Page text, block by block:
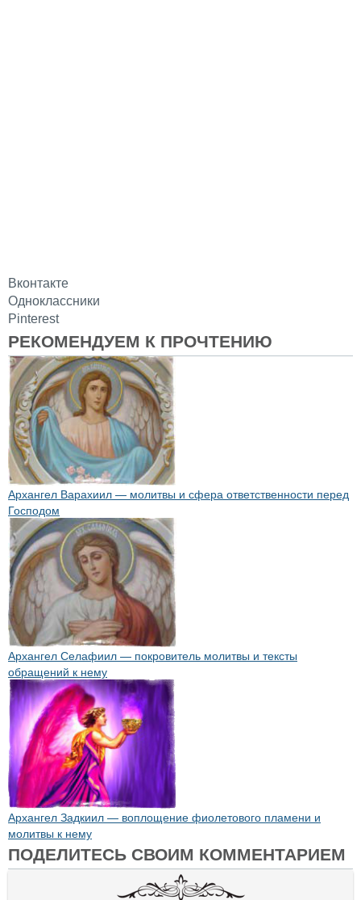
Вконтакте
Одноклассники
Pinterest
РЕКОМЕНДУЕМ К ПРОЧТЕНИЮ
Архангел Варахиил — молитвы и сфера ответственности перед
Господом
Архангел Селафиил — покровитель молитвы и тексты
обращений к нему
Архангел Задкиил — воплощение фиолетового пламени и
молитвы к нему
ПОДЕЛИТЕСЬ СВОИМ КОММЕНТАРИЕМ